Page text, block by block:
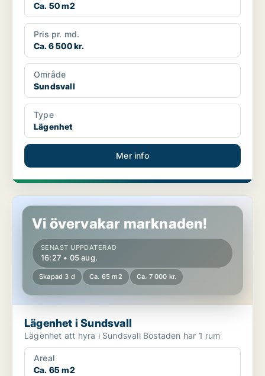
Ca. 50 m2
Pris pr. md.
Ca. 6 500 kr.
Område
Sundsvall
Type
Lägenhet
Mer info
Lägenhet i Sundsvall
Vi övervakar marknaden!
SENAST UPPDATERAD
16:27 • 05 aug.
Skapad 3 d Ca. 65 m2 Ca. 7 000 kr.
Lägenhet i Sundsvall
Lägenhet att hyra i Sundsvall Bostaden har 1 rum
Areal
Ca. 65 m2